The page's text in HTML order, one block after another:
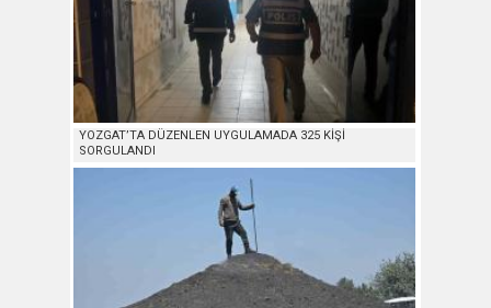
YOZGAT’TA DÜZENLEN UYGULAMADA 325 KİŞİ
SORGULANDI